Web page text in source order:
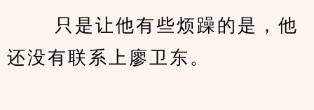
只是让他有些烦躁的是，他
还没有联系上廖卫东。